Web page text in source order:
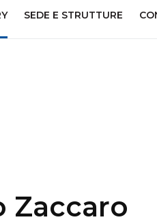
SEDE E STRUTTURE
Zaccaro